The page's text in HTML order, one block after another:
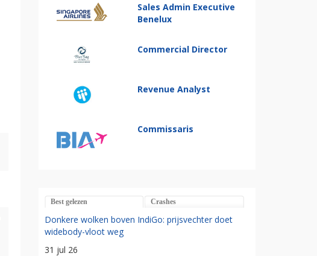
Sales Admin Executive
Benelux
Commercial Director
Revenue Analyst
Commissaris
Best gelezen Crashes
Donkere wolken boven IndiGo: prijsvechter doet
widebody-vloot weg
31 jul 26